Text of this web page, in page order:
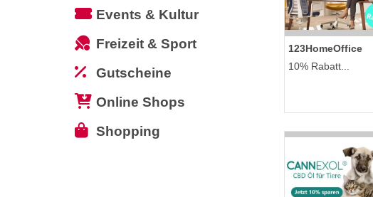
Events & Kultur
Freizeit & Sport
Gutscheine
Online Shops
Shopping
123HomeOffice
10% Rabatt...